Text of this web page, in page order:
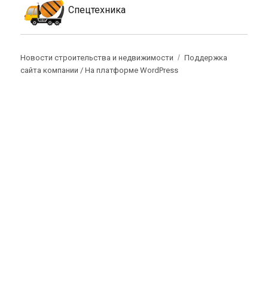
Спецтехника
Новости строительства и недвижимости
Поддержка
сайта компании /На платформе WordPress